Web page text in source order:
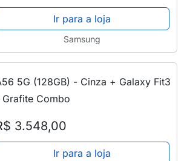
Ir para a loja
Samsung
5G (128GB) - Cinza + Galaxy Fit3
Grafite Combo
3.548,00
Ir para a loja